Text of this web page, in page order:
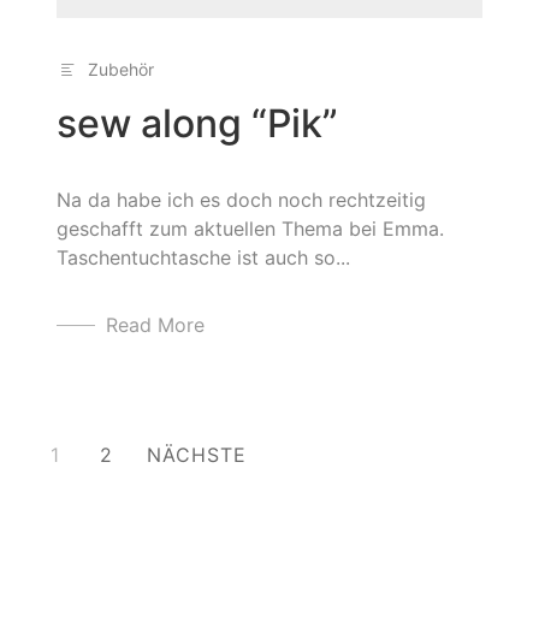
Zubehör
sew along “Pik”
Na da habe ich es doch noch rechtzeitig
geschafft zum aktuellen Thema bei Emma.
Taschentuchtasche ist auch so...
Read More
Beitragsnavigation
1 2 NÄCHSTE